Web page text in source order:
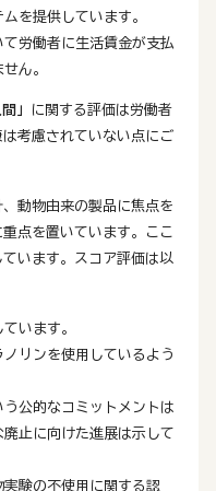
を提供しています。
労働者に生活賃金が支払
ん。
」
に関する評価は労働者
考慮されていない点にご
動物由来の製品に焦点を
点を置いています。ここ
います。スコア評価は以
います。
リンを使用しているよう
公的なコミットメントは
止に向けた進展は示して
験の不使用に関する認